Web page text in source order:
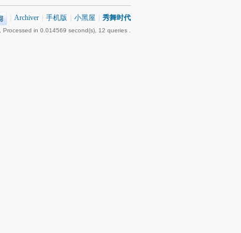
Archiver 手机版 小黑屋 秀舞时代
, Processed in 0.014569 second(s), 12 queries .